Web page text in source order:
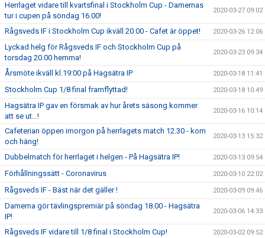
Herrlaget vidare till kvartsfinal i Stockholm Cup - Damernas
tur i cupen på söndag 16.00!
2020-03-27 09:02
Rågsveds IF i Stockholm Cup ikväll 20.00 - Cafet är öppet! 2020-03-26 12:06
Lyckad helg för Rågsveds IF och Stockholm Cup på
torsdag 20.00 hemma!
2020-03-23 09:34
Årsmöte ikväll kl.19:00 på Hagsätra IP 2020-03-18 11:41
Stockholm Cup 1/8 final framflyttad! 2020-03-18 10:49
Hagsätra IP gav en försmak av hur årets säsong kommer
att se ut...!
2020-03-16 10:14
Cafeterian öppen imorgon på herrlagets match 12.30 - kom
och häng!
2020-03-13 15:32
Dubbelmatch för herrlaget i helgen - På Hagsätra IP! 2020-03-13 09:54
Förhållningssätt - Coronavirus 2020-03-10 22:02
Rågsveds IF - Bäst när det gäller ! 2020-03-09 09:46
Damerna gör tävlingspremiär på söndag 18.00 - Hagsätra
IP!
2020-03-06 14:33
Rågsveds IF vidare till 1/8 final i Stockholm Cup! 2020-03-02 09:52